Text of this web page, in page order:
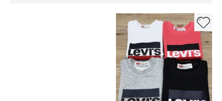
למוצר
יש
מספר
סוגים.
לבחור
את